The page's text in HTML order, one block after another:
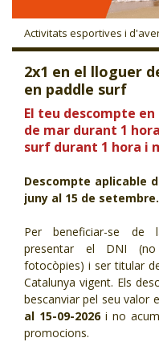
CJ
Activitats esportives i
2x1 en el lloguer
en paddle surf
El teu descompte
de mar durant 1
surf durant 1 hora i
Descompte aplicable
juny al 15 de setembre.
Per beneficiar-se de
presentar el DNI
fotocòpies) i ser titular
Catalunya vigent. Els
bescanviar pel seu valor
al 15-09-2026 i no
promocions.